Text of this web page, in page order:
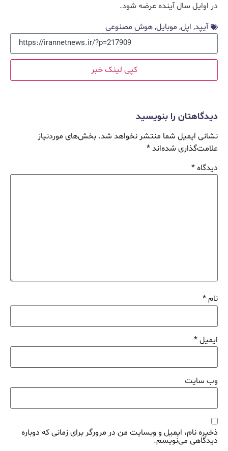
در اوایل سال آینده عرضه شود.
آیپد, اپل, موبایل,هوش مصنوعی
کپی لینک خبر
دیدگاهتان را بنویسید
نشانی ایمیل شما منتشر نخواهد شد. بخش‌های موردنیاز
علامت‌گذاری شده‌اند*
دیدگاه*
نام*
ایمیل*
وب‌ سایت
ذخیره نام، ایمیل و وبسایت من در مرورگر برای زمانی که دوباره
دیدگاهی می‌نویسم.